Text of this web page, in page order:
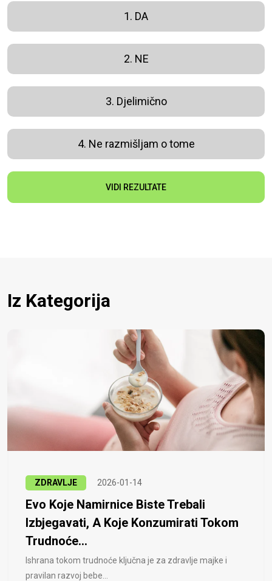
1. DA
2. NE
3. Djelimično
4. Ne razmišljam o tome
VIDI REZULTATE
Iz Kategorija
ZDRAVLJE 2026-01-14
Evo Koje Namirnice Biste Trebali
Izbjegavati, A Koje Konzumirati Tokom
Trudnoće...
Ishrana tokom trudnoće ključna je za zdravlje majke i
pravilan razvoj bebe...